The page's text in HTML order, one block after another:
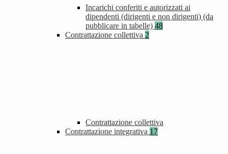
Incarichi conferiti e autorizzati ai
dipendenti (dirigenti e non dirigenti) (da
pubblicare in tabelle) 48
Contrattazione collettiva 2
Contrattazione collettiva
Contrattazione integrativa 17